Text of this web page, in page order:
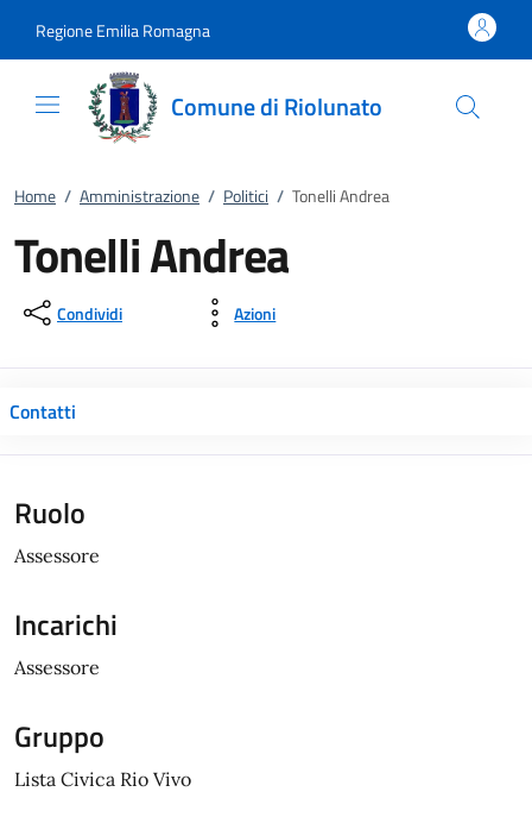
Regione Emilia Romagna
Comune di Riolunato
Home / Amministrazione / Politici / Tonelli Andrea
Tonelli Andrea
Condividi Azioni
Contatti
Ruolo
Assessore
Incarichi
Assessore
Gruppo
Lista Civica Rio Vivo